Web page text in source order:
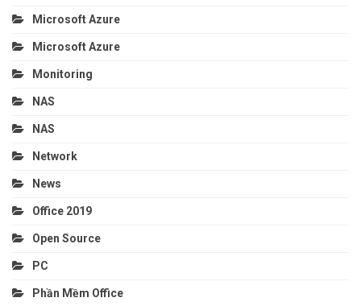
Microsoft Azure
Microsoft Azure
Monitoring
NAS
NAS
Network
News
Office 2019
Open Source
PC
Phần Mềm Office